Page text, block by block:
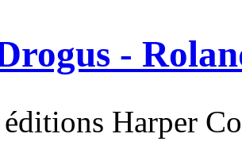
-
éditions Harper